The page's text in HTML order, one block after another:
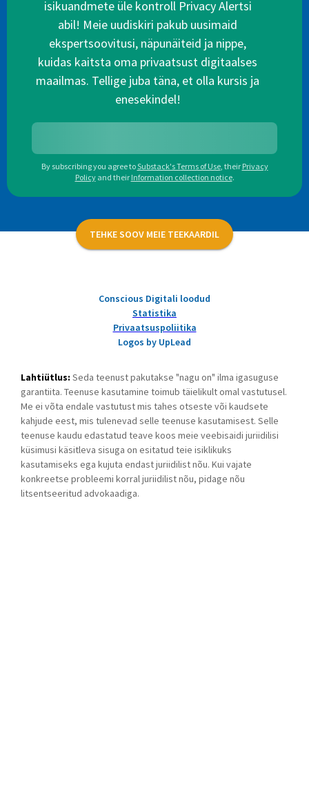
isikuandmete üle kontroll Privacy Alertsi
abil! Meie uudiskiri pakub uusimaid
ekspertsoovitusi, näpunäiteid ja nippe,
kuidas kaitsta oma privaatsust digitaalses
maailmas. Tellige juba täna, et olla kursis ja
enesekindel!
By subscribing you agree toSubstack's Terms of Use, their Privacy
Policy and their Information collection notice.
TEHKE SOOV MEIE TEEKAARDIL
Conscious Digitali loodud
Statistika
Privaatsuspoliitika
Logos by UpLead
Lahtiütlus: Seda teenust pakutakse "nagu on" ilma igasuguse
garantiita. Teenuse kasutamine toimub täielikult omal vastutusel.
Me ei võta endale vastutust mis tahes otseste või kaudsete
kahjude eest, mis tulenevad selle teenuse kasutamisest. Selle
teenuse kaudu edastatud teave koos meie veebisaidi juriidilisi
küsimusi käsitleva sisuga on esitatud teie isiklikuks
kasutamiseks ega kujuta endast juriidilist nõu. Kui vajate
konkreetse probleemi korral juriidilist nõu, pidage nõu
litsentseeritud advokaadiga.